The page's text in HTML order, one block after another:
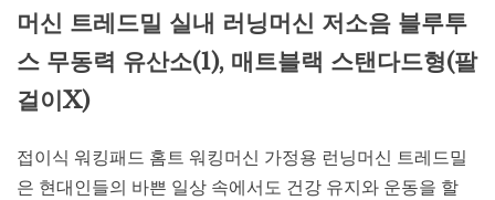
머신 트레드밀 실내 러닝머신 저소음 블루투
스 무동력 유산소(1), 매트블랙 스탠다드형(팔
걸이X)
접이식 워킹패드 홈트 워킹머신 가정용 런닝머신 트레드밀
은 현대인들의 바쁜 일상 속에서도 건강 유지와 운동을 할